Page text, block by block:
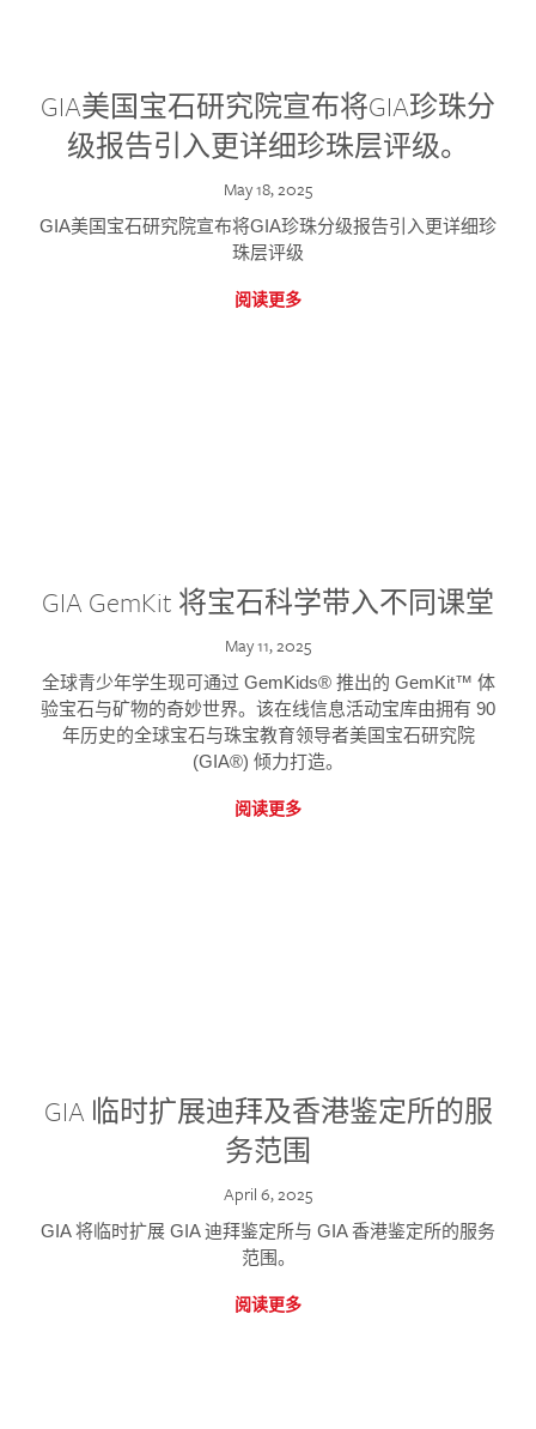
GIA美国宝石研究院宣布将GIA珍珠分
级报告引入更详细珍珠层评级。
May 18, 2025
GIA美国宝石研究院宣布将GIA珍珠分级报告引入更详细珍
珠层评级
阅读更多
GIA GemKit 将宝石科学带入不同课堂
May 11, 2025
全球青少年学生现可通过 GemKids® 推出的 GemKit™ 体
验宝石与矿物的奇妙世界。该在线信息活动宝库由拥有 90
年历史的全球宝石与珠宝教育领导者美国宝石研究院
(GIA®) 倾力打造。
阅读更多
GIA 临时扩展迪拜及香港鉴定所的服
务范围
April 6, 2025
GIA 将临时扩展 GIA 迪拜鉴定所与 GIA 香港鉴定所的服务
范围。
阅读更多